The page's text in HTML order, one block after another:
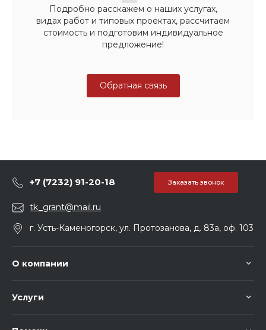
Подробно расскажем о наших услугах,
видах работ и типовых проектах, рассчитаем
стоимость и подготовим индивидуальное
предложение!
Обратная связь
+7 (7232) 91-20-18 Заказать звонок
tk_grant@mail.ru
г. Усть-Каменогорск, ул. Протозанова, д. 83а, оф. 103
О компании
Услуги